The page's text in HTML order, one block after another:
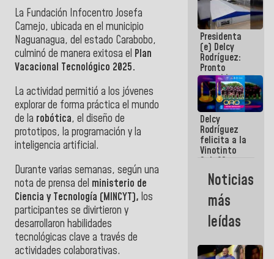
La Fundación Infocentro Josefa
Camejo, ubicada en el municipio
Naguanagua, del estado Carabobo,
culminó de manera exitosa el Plan
Vacacional Tecnológico 2025.
La actividad permitió a los jóvenes
explorar de forma práctica el mundo
de la robótica, el diseño de
prototipos, la programación y la
inteligencia artificial.
Durante varias semanas, según una
nota de prensa del ministerio de
Ciencia y Tecnología (MINCYT), los
participantes se divirtieron y
desarrollaron habilidades
tecnológicas clave a través de
actividades colaborativas.
Giraly
Marcano por
hacer
historia en
los
Centroamericanos
Presidenta
(e) Delcy
Rodríguez:
Pronto
restableceremos
las
operaciones
en el
Aeropuerto
Internacional
de
Maiquetía
Delcy
Rodríguez
felicita a la
Vinotinto
Sub 20
campeona
frente
México Sub
23 en los
Centroamericanos
Noticias
más
leídas